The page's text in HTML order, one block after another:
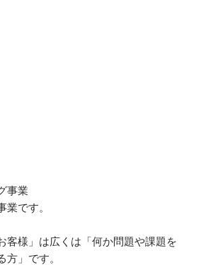
事業
業です。
客様」は広くは「何か問題や課題を
方」です。